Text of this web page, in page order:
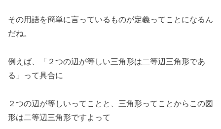
その用語を簡単に言っているものが定義ってことになるん
だね。
例えば、「２つの辺が等しい三角形は二等辺三角形であ
る」って具合に
２つの辺が等しいってことと、三角形ってことからこの図
形は二等辺三角形ですよって